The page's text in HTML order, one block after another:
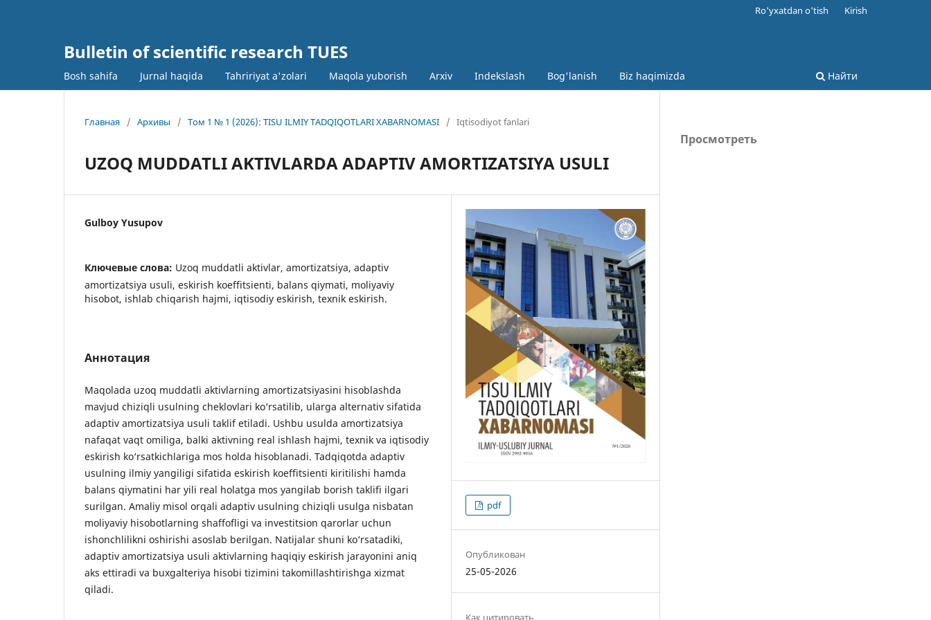
Bulletin of scientific research TUES
Bosh sahifa Jurnal haqida Tahririyat a'zolari Maqola yuborish Arxiv Indekslash Bog'lanish Biz haqimizda Найти
Ro'yxatdan o'tish Kirish
Главная / Архивы / Том 1 № 1 (2026): TISU ILMIY TADQIQOTLARI XABARNOMASI / Iqtisodiyot fanlari
UZOQ MUDDATLI AKTIVLARDA ADAPTIV AMORTIZATSIYA USULI
Gulboy Yusupov
Ключевые слова: Uzoq muddatli aktivlar, amortizatsiya, adaptiv
amortizatsiya usuli, eskirish koeffitsienti, balans qiymati, moliyaviy
hisobot, ishlab chiqarish hajmi, iqtisodiy eskirish, texnik eskirish.
Аннотация
Maqolada uzoq muddatli aktivlarning amortizatsiyasini hisoblashda
mavjud chiziqli usulning cheklovlari ko‘rsatilib, ularga alternativ sifatida
adaptiv amortizatsiya usuli taklif etiladi. Ushbu usulda amortizatsiya
nafaqat vaqt omiliga, balki aktivning real ishlash hajmi, texnik va iqtisodiy
eskirish ko‘rsatkichlariga mos holda hisoblanadi. Tadqiqotda adaptiv
usulning ilmiy yangiligi sifatida eskirish koeffitsienti kiritilishi hamda
balans qiymatini har yili real holatga mos yangilab borish taklifi ilgari
surilgan. Amaliy misol orqali adaptiv usulning chiziqli usulga nisbatan
moliyaviy hisobotlarning shaffofligi va investitsion qarorlar uchun
ishonchlilikni oshirishi asoslab berilgan. Natijalar shuni ko‘rsatadiki,
adaptiv amortizatsiya usuli aktivlarning haqiqiy eskirish jarayonini aniq
aks ettiradi va buxgalteriya hisobi tizimini takomillashtirishga xizmat
qiladi.
pdf
Опубликован
25-05-2026
Как цитировать
Просмотреть